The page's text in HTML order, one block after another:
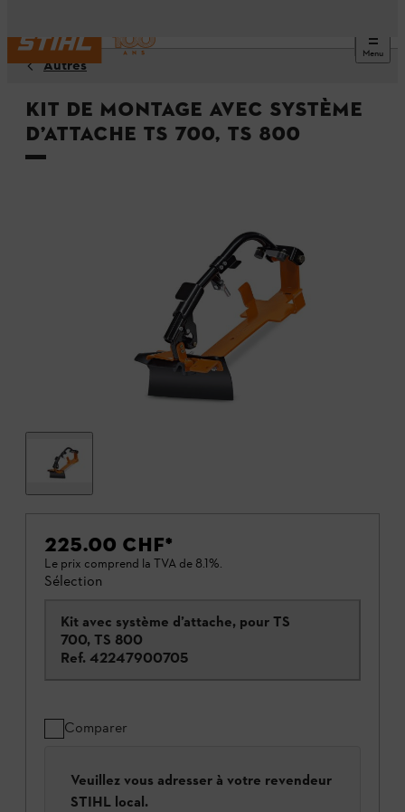
Menu
Autres
Kit de montage avec système
d’attache TS 700, TS 800
225.00 CHF*
Le prix comprend la TVA de 8.1%.
Sélection
Kit avec système d’attache, pour TS
700, TS 800
Ref. 42247900705
Comparer
Veuillez vous adresser à votre revendeur
STIHL local.